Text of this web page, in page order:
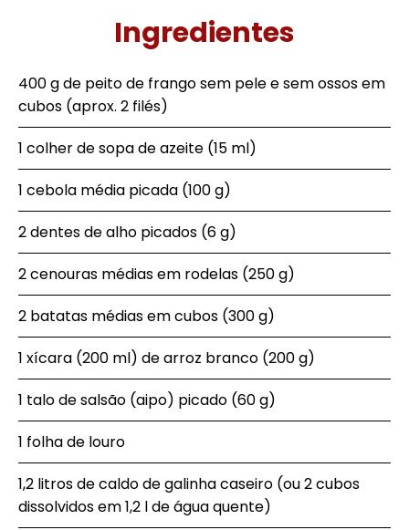
Ingredientes
400 g de peito de frango sem pele e sem ossos em
cubos (aprox. 2 filés)
1 colher de sopa de azeite (15 ml)
1 cebola média picada (100 g)
2 dentes de alho picados (6 g)
2 cenouras médias em rodelas (250 g)
2 batatas médias em cubos (300 g)
1 xícara (200 ml) de arroz branco (200 g)
1 talo de salsão (aipo) picado (60 g)
1 folha de louro
1,2 litros de caldo de galinha caseiro (ou 2 cubos
dissolvidos em 1,2 l de água quente)